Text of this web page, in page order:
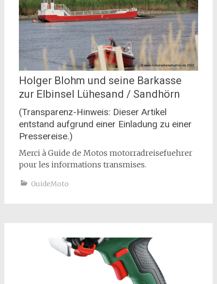
Holger Blohm und seine Barkasse
zur Elbinsel Lühesand / Sandhörn
(Transparenz-Hinweis: Dieser Artikel
entstand aufgrund einer Einladung zu einer
Pressereise.)
Merci à Guide de Motos motorradreisefuehrer
pour les informations transmises.
GuideMoto